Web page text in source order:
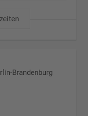
Brandenburg